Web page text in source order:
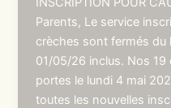
Parents, Le service
crèches sont fermés
01/05/26 inclus. Nos 19
portes le lundi 4 mai
toutes les nouvelles